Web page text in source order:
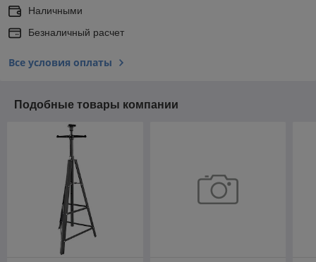
Наличными
Безналичный расчет
Все условия оплаты
Подобные товары компании